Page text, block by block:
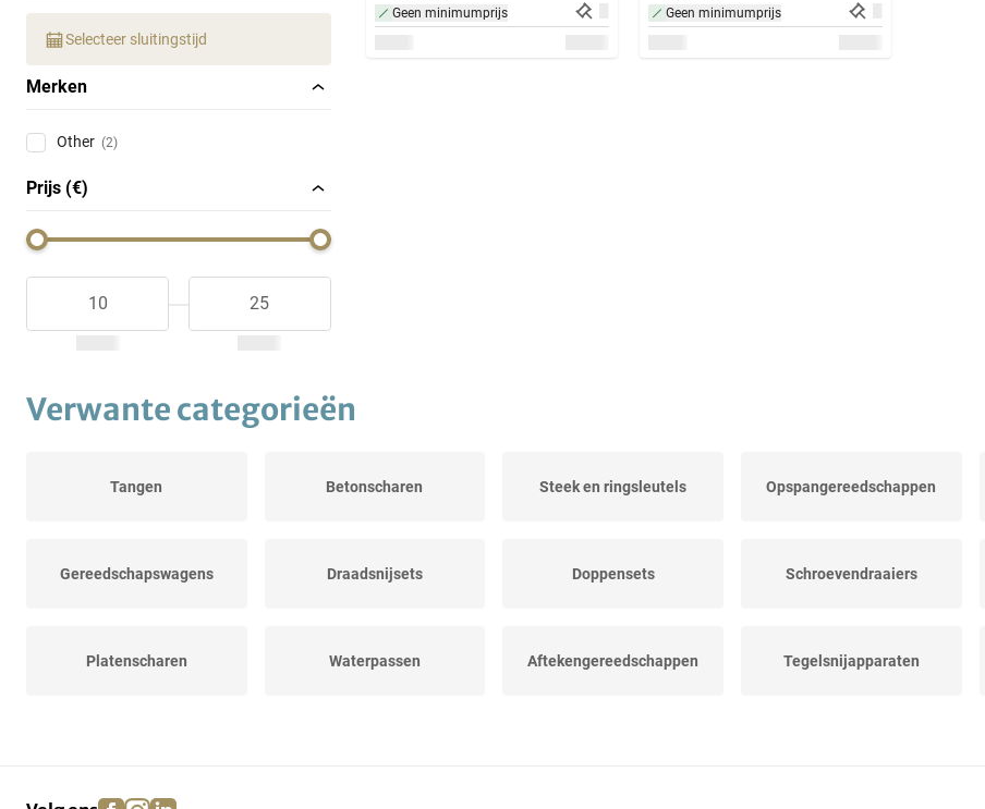
Selecteer sluitingstijd
Merken
Other (2)
Prijs (€)
Geen minimumprijs
Geen minimumprijs
Verwante categorieën
Tangen Betonscharen Steek en ringsleutels Opspangereedschappen
Gereedschapswagens Draadsnijsets Doppensets Schroevendraaiers
Platenscharen Waterpassen Aftekengereedschappen Tegelsnijapparaten